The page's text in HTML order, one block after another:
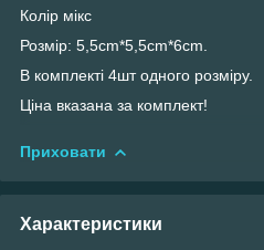
Колір мікс
Розмір: 5,5cm*5,5cm*6cm.
В комплекті 4шт одного розміру.
Ціна вказана за комплект!
Приховати
Характеристики